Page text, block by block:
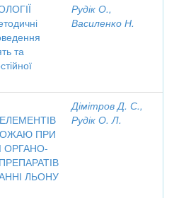
та
Рудік О.,
Василенко Н.
ПРИ
ОРГАНО-
ЛЬОНУ
Дімітров Д. С.,
Рудік О. Л.